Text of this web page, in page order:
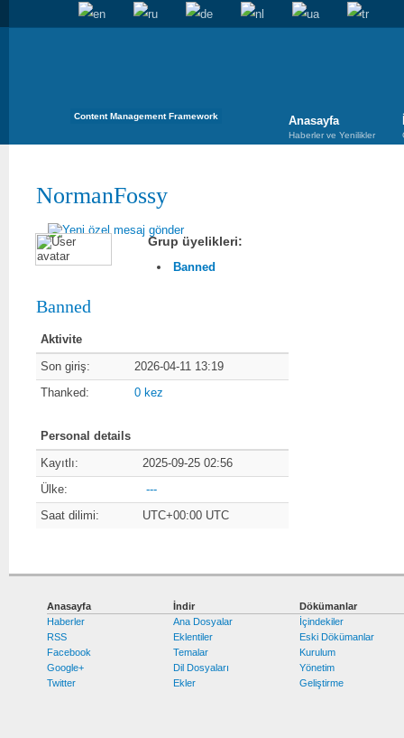
Content Management Framework Anasayfa
Haberler ve Yenilikler
NormanFossy
Grup üyelikleri:
Banned
Banned
Aktivite
Son giriş:
2026-04-11 13:19
Thanked:
0 kez
Personal details
Kayıtlı:
2025-09-25 02:56
Ülke:
---
Saat dilimi:
UTC+00:00 UTC
Anasayfa
Haberler
RSS
Facebook
Google+
Twitter
İndir
Ana Dosyalar
Eklentiler
Temalar
Dil Dosyaları
Ekler
Dökümanlar
İçindekiler
Eski Dökümanlar
Kurulum
Yönetim
Geliştirme